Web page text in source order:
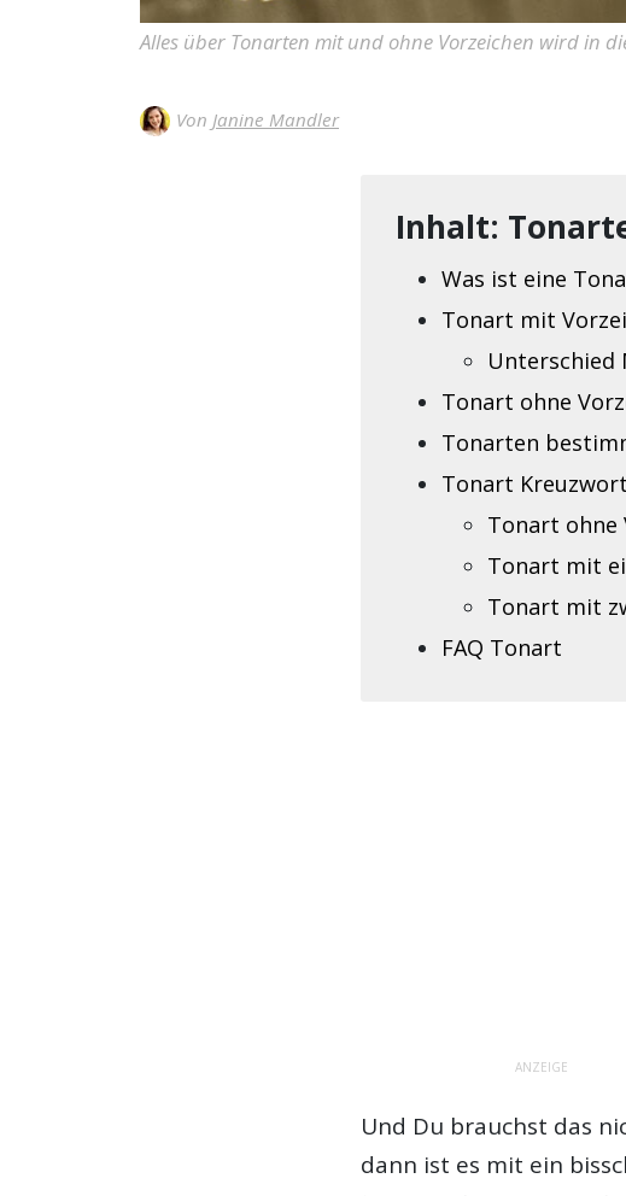
Alles über Tonarten mit und ohne Vorzeichen wird in
Von Janine Mandler
Inhalt:
Was ist eine
Tonart mit
Unterschied
Tonart ohne
Tonarten
Tonart
Tonart ohne
Tonart mit
Tonart mit
FAQ Tonart
ANZEIGE
Und Du brauchst das
dann ist es mit ein